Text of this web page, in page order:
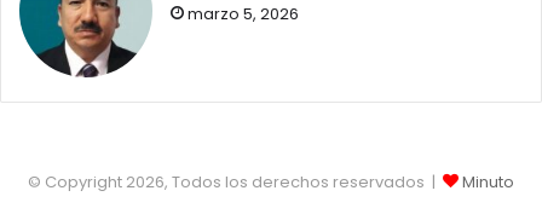
marzo 5, 2026
© Copyright 2026, Todos los derechos reservados | Minuto